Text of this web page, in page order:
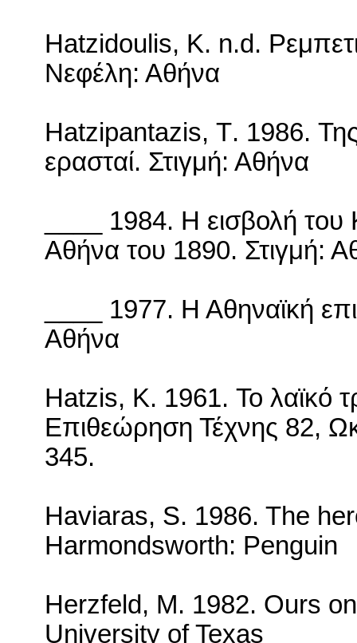
Hatzidoulis, K. n.d.
Νεφέλη: Αθήνα
Hatzipantazis, T. 1986.
ερασταί. Στιγμή: Αθήνα
____ 1984. Η εισβολή του
Αθήνα του 1890. Στιγμή:
____ 1977. Η Αθηναϊκή
Αθήνα
Hatzis, K. 1961. Το λαϊκό
Επιθεώρηση Τέχνης 82,
345.
Haviaras, S. 1986. The
Harmondsworth: Penguin
Herzfeld, M. 1982. Ours
University ofTexas